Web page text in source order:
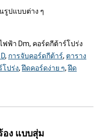
รูปแบบต่าง ๆ
ฟฟ้า Dm, คอร์ดกีต้าร์โปร่ง
, การจับคอร์ดกีต้าร์, ตาราง
โปร่ง,ฝึดคอร์ดง่าย ๆ,ฝึด
อง แบบสุ่ม